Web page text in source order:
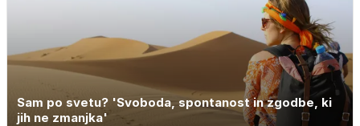
Sam po svetu? 'Svoboda, spontanost in zgodbe, ki
jih ne zmanjka'